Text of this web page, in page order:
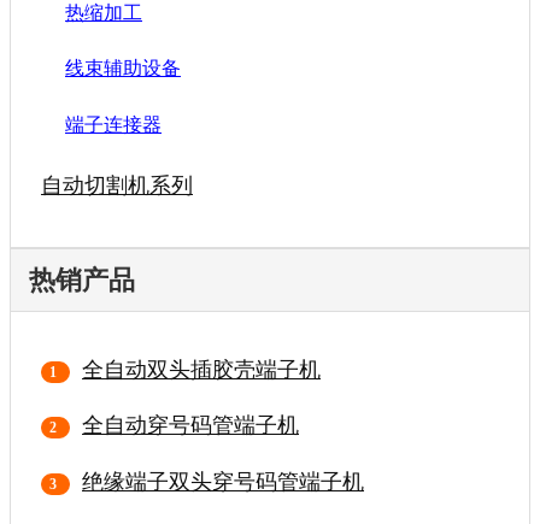
热缩加工
线束辅助设备
端子连接器
自动切割机系列
热销产品
全自动双头插胶壳端子机
全自动穿号码管端子机
绝缘端子双头穿号码管端子机